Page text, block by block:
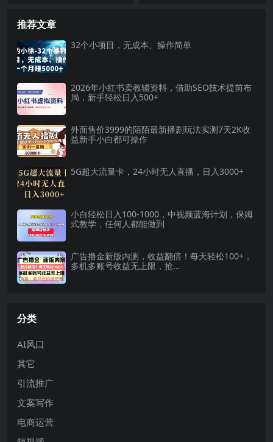
推荐文章
32个小项目，无成本、操作简单
2026年小红书卖教辅资料，借助SEO技术提前布
局，新手轻松日入500+
外面售价3999的陌陌最新播剧玩法实测7天2K收
益新手小白都可操作
5G超大流量卡，24小时无人直播，日入3000+
小白轻松日入100-1000，中视频蓝海计划，保姆
式教学，任何人都能做到
广告撸金新版内测，收益翻倍！每天轻松100+，
多机多账号收益无上限，抢…
分类
AI风口
其它
引流推广
文案写作
电商运营